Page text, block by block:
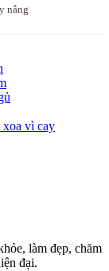
nắng
vì cay
làm đẹp, chăm
đại.